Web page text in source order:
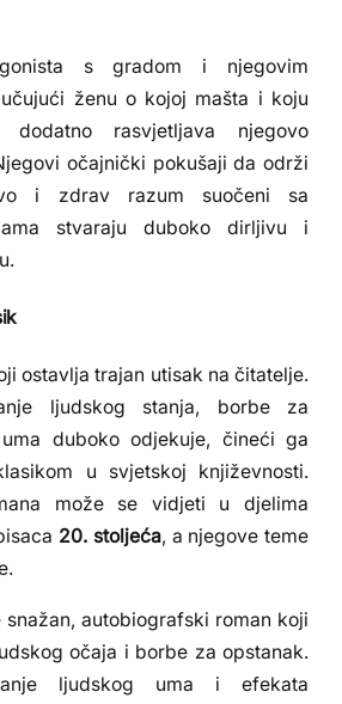
s gradom i njegovim
ženu o kojoj mašta i koju
dodatno rasvjetljava njegovo
očajnički pokušaji da održi
i zdrav razum suočeni sa
stvaraju duboko dirljivu i
ostavlja trajan utisak na čitatelje.
ljudskog stanja, borbe za
duboko odjekuje, čineći ga
u svjetskoj književnosti.
može se vidjeti u djelima
20. stoljeća, a njegove teme
snažan, autobiografski roman koji
očaja i borbe za opstanak.
ljudskog uma i efekata